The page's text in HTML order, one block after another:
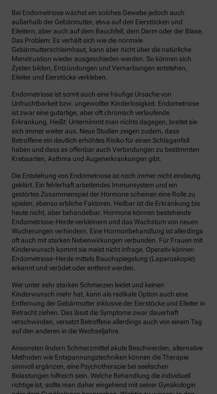
Bei Endometriose wächst ein solches Gewebe jedoch auch
außerhalb der Gebärmutter, etwa auf den Eierstöcken und
Eileitern, aber auch auf dem Bauchfell, dem Darm oder der Blase.
Das Problem: Es verhält sich wie die normale
Gebärmutterschleimhaut, kann aber nicht über die natürliche
Menstruation wieder ausgeschieden werden. So können sich
Zysten bilden, Entzündungen und Vernarbungen entstehen,
Eileiter und Eierstöcke verkleben.
Endometriose ist somit auch eine häufige Ursache von
Unfruchtbarkeit bzw. ungewollter Kinderlosigkeit. Endometriose
ist zwar eine gutartige, aber oft chronisch verlaufende
Erkrankung. Heißt: Unternimmt man nichts dagegen, breitet sie
sich immer weiter aus. Neue Studien zeigen zudem, dass
Betroffene ein deutlich erhöhtes Risiko für einen Schlaganfall
haben und dass es offenbar auch Verbindungen zu bestimmten
Krebsarten, Asthma und Augenerkrankungen gibt.
Die Entstehung von Endometriose ist noch immer nicht eindeutig
geklärt. Ein fehlerhaft arbeitendes Immunsystem und ein
gestörtes Zusammenspiel der Hormone scheinen eine Rolle zu
spielen, ebenso erbliche Faktoren. Heilbar ist die Erkrankung bis
heute nicht, aber behandelbar. Hormone können bestehende
Endometriose-Herde verkleinern und das Wachstum von neuen
Wucherungen verhindern. Eine Hormonbehandlung ist allerdings
oft auch mit starken Nebenwirkungen verbunden. Für Frauen mit
Kinderwunsch kommt sie meist nicht infrage. Operativ können
Endometriose-Herde mittels Bauchspiegelung (Laparoskopie)
erkannt und verödet oder entfernt werden.
Wer unter sehr starken Schmerzen leidet und keinen
Kinderwunsch mehr hat, kann als radikale Option auch eine
Entfernung der Gebärmutter inklusive der Eierstöcke und Eileiter in
Betracht ziehen. Das lässt die Symptome zwar dauerhaft
verschwinden, versetzt Betroffene allerdings auch von einem Tag
auf den anderen in die Wechseljahre.
Ansonsten lindern Schmerzmittel akute Beschwerden, alternative
Methoden wie Entspannungstechniken können die Therapie
sinnvoll ergänzen, eine Psychotherapie bei seelischen
Belastungen hilfreich sein. Welche Behandlung die individuell
richtige ist, sollte man daher eingehend mit seiner Gynäkologin